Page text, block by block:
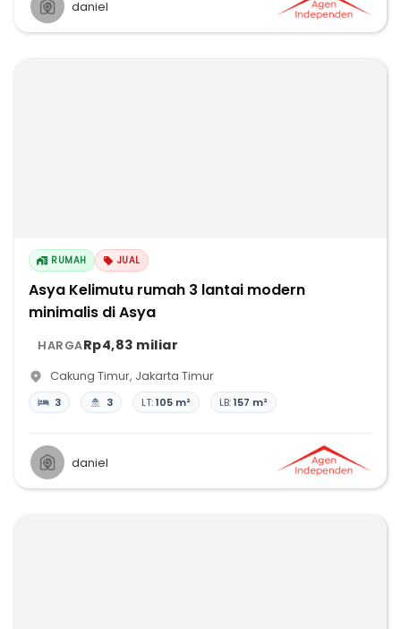
daniel
RUMAH JUAL
Asya Kelimutu rumah 3 lantai modern
minimalis di Asya
HARGARp4,83 miliar
Cakung Timur, Jakarta Timur
3 3 LT:105 m² LB:157 m²
daniel